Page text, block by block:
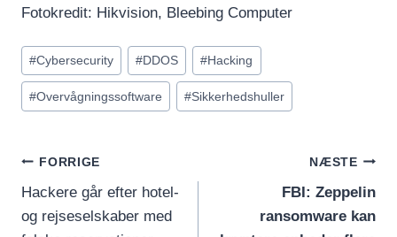
Fotokredit: Hikvision, Bleebing Computer
Indlæg-
tags:
#Cybersecurity #DDOS #Hacking
#Overvågningssoftware #Sikkerhedshuller
INDLÆGSNAVIGATION
FORRIGE
Hackere går efter hotel-
og rejseselskaber med
NÆSTE
FBI: Zeppelin
ransomware kan